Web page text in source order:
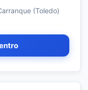
(Toledo)